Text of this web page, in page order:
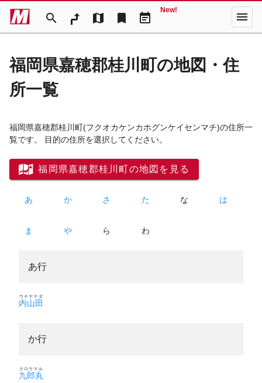
search map bookmark event_note
New! menu
福岡県嘉穂郡桂川町の地図・住
所一覧
福岡県嘉穂郡桂川町(フクオカケンカホグンケイセンマチ)の住所一
覧です。 目的の住所を選択してください。
福岡県嘉穂郡桂川町の地図を見る
あ か さ た な は
ま や ら わ
あ行
内山田
ウチヤマダ
か行
九郎丸
クロウマル